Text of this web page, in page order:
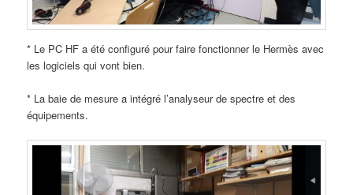
* Le PC HF a été configuré pour faire fonctionner le Hermès avec
les logiciels qui vont bien.
* La baie de mesure a intégré l’analyseur de spectre et des
équipements.